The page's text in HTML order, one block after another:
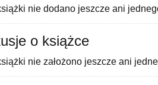
nie dodano jeszcze ani
o książce
nie założono jeszcze ani